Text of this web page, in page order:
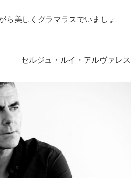
ら美しくグラマラスでいましょ
セルジュ・ルイ・アルヴァレス